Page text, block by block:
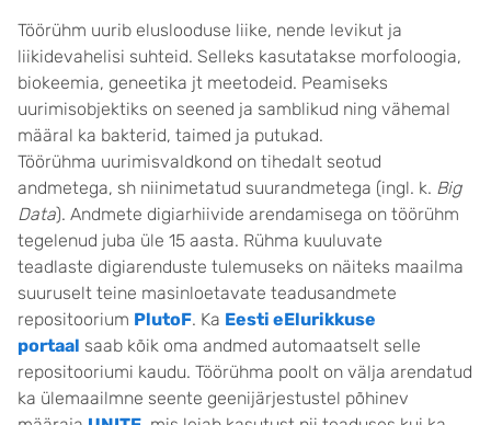
Töörühm uurib eluslooduse liike, nende levikut ja
liikidevahelisi suhteid. Selleks kasutatakse morfoloogia,
biokeemia, geneetika jt meetodeid. Peamiseks
uurimisobjektiks on seened ja samblikud ning vähemal
määral ka bakterid, taimed ja putukad.
Töörühma uurimisvaldkond on tihedalt seotud
andmetega, sh niinimetatud suurandmetega (ingl. k. Big
Data). Andmete digiarhiivide arendamisega on töörühm
tegelenud juba üle 15 aasta. Rühma kuuluvate
teadlaste digiarenduste tulemuseks on näiteks maailma
suuruselt teine masinloetavate teadusandmete
repositoorium PlutoF. Ka Eesti eElurikkuse
portaal saab kõik oma andmed automaatselt selle
repositooriumi kaudu. Töörühma poolt on välja arendatud
ka ülemaailmne seente geenijärjestustel põhinev